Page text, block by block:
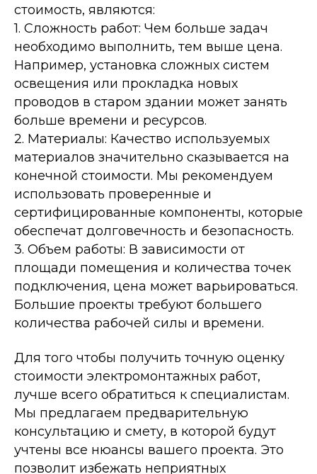
стоимость, являются:
1. Сложность работ: Чем больше задач
необходимо выполнить, тем выше цена.
Например, установка сложных систем
освещения или прокладка новых
проводов в старом здании может занять
больше времени и ресурсов.
2. Материалы: Качество используемых
материалов значительно сказывается на
конечной стоимости. Мы рекомендуем
использовать проверенные и
сертифицированные компоненты, которые
обеспечат долговечность и безопасность.
3. Объем работы: В зависимости от
площади помещения и количества точек
подключения, цена может варьироваться.
Большие проекты требуют большего
количества рабочей силы и времени.
Для того чтобы получить точную оценку
стоимости электромонтажных работ,
лучше всего обратиться к специалистам.
Мы предлагаем предварительную
консультацию и смету, в которой будут
учтены все нюансы вашего проекта. Это
позволит избежать неприятных
ОСТАЛИСЬ ВОПРОСЫ?